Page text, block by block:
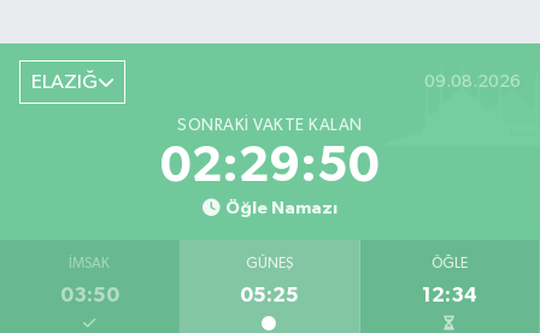
ELAZIĞ 09.08.2026
SONRAKI VAKTE KALAN
02:29:49
Öğle Namazı
İMSAK
03:50
GÜNEŞ
05:25
ÖĞLE
12:34